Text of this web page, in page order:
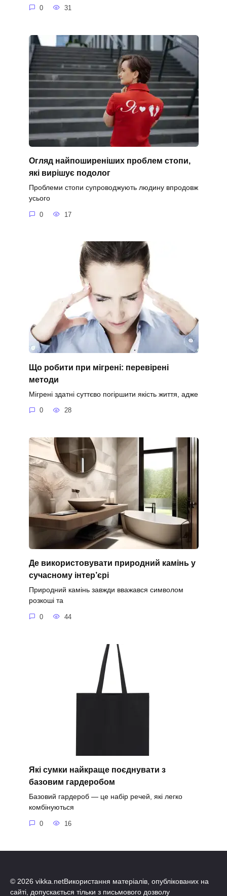
0 31
Огляд найпоширеніших проблем стопи,
які вирішує подолог
Проблеми стопи супроводжують людину впродовж
усього
0 17
Що робити при мігрені: перевірені
методи
Мігрені здатні суттєво погіршити якість життя, адже
0 28
Де використовувати природний камінь у
сучасному інтер’єрі
Природний камінь завжди вважався символом
розкоші та
0 44
Які сумки найкраще поєднувати з
базовим гардеробом
Базовий гардероб — це набір речей, які легко
комбінуються
0 16
© 2026 vikka.netВикористання матеріалів, опублікованих на
сайті, допускається тільки з письмового дозволу